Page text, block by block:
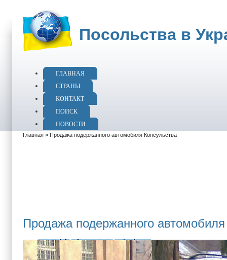
Посольства в
ГЛАВНАЯ
СТРАНЫ
КОНТАКТ
ПОИСК
НОВОСТИ
Главная » Продажа подержанного автомобиля Консульства
Продажа подержанного автомобиля